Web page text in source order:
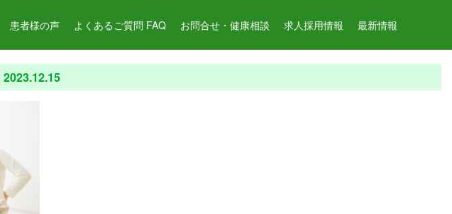
患者様の声 よくあるご質問 FAQ お問合せ・健康相談 求人採用情報 最新情報
2023.12.15